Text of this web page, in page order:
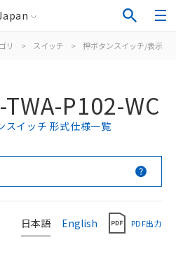
リ > スイッチ > 押ボタンスイッチ/表示灯
P102-WC
スイッチ 形式仕様一覧
日本語 English PDF出力